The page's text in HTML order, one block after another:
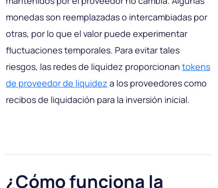
monedas son reemplazadas o intercambiadas por
otras, por lo que el valor puede experimentar
fluctuaciones temporales. Para evitar tales
riesgos, las redes de liquidez proporcionan tokens
de proveedor de liquidez a los proveedores como
recibos de liquidación para la inversión inicial.
¿Cómo funciona la